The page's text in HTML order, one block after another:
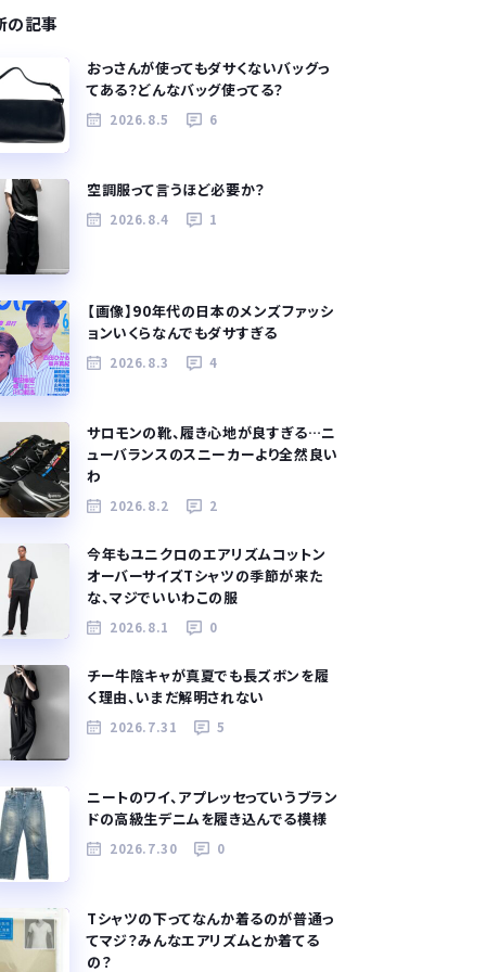
の記事
おっさんが使ってもダサくないバッグっ
てある？どんなバッグ使ってる？
2026.8.5 6
空調服って言うほど必要か？
2026.8.4 1
【画像】90年代の日本のメンズファッシ
ョンいくらなんでもダサすぎる
2026.8.3 4
サロモンの靴、履き心地が良すぎる…ニ
ューバランスのスニーカーより全然良い
わ
2026.8.2 2
今年もユニクロのエアリズムコットン
オーバーサイズTシャツの季節が来た
な、マジでいいわこの服
2026.8.1 0
チー牛陰キャが真夏でも長ズボンを履
く理由、いまだ解明されない
2026.7.31 5
ニートのワイ、アプレッセっていうブラン
ドの高級生デニムを履き込んでる模様
2026.7.30 0
Tシャツの下ってなんか着るのが普通っ
てマジ？みんなエアリズムとか着てる
の？